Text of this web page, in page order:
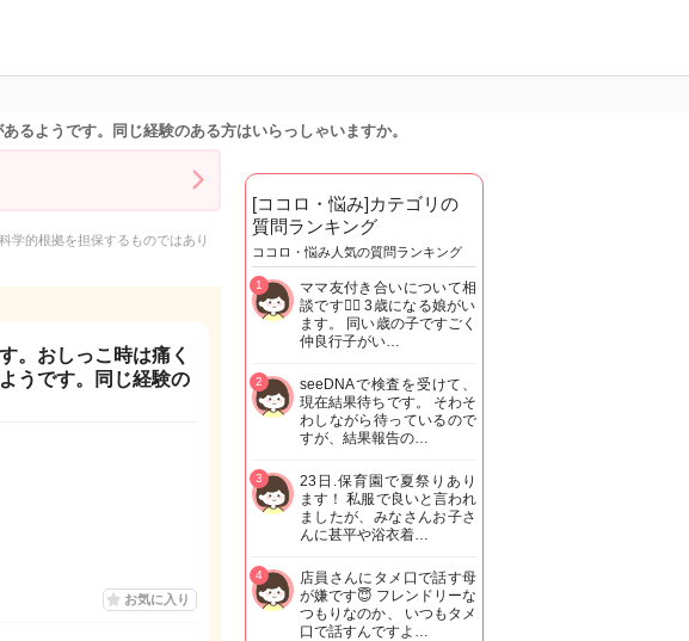
るようです。同じ経験のある方はいらっしゃいますか。
学的根拠を担保するものではあり
。おしっこ時は痛く
うです。同じ経験の
お気に入り
[ココロ・悩み]カテゴリの
質問ランキング
ココロ・悩み人気の質問ランキング
ママ友付き合いについて相
談です🙇‍♂️ 3歳になる娘がい
ます。 同い歳の子ですごく
仲良行子がい…
1
seeDNAで検査を受けて、
現在結果待ちです。 そわそ
わしながら待っているので
すが、結果報告の…
2
23日.保育園で夏祭りあり
ます！ 私服で良いと言われ
ましたが、みなさんお子さ
んに甚平や浴衣着…
3
店員さんにタメ口で話す母
が嫌です😇 フレンドリーな
つもりなのか、 いつもタメ
口で話すんですよ…
4